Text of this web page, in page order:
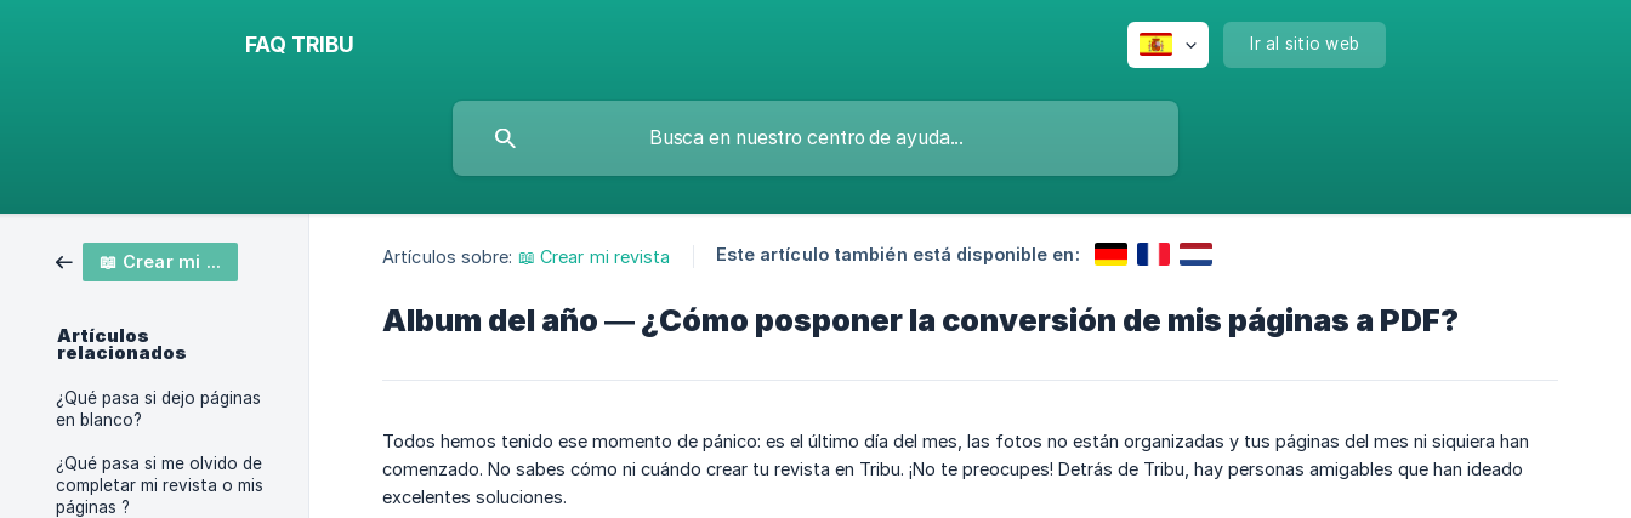
FAQ TRIBU Ir al sitio web
📖 Crear mi revista
Artículos
relacionados
¿Qué pasa si dejo páginas
en blanco?
¿Qué pasa si me olvido de
completar mi revista o mis
páginas ?
Artículos sobre: 📖 Crear mi revista Este artículo también está disponible en:
Album del año — ¿Cómo posponer la conversión de mis páginas a PDF?
Todos hemos tenido ese momento de pánico: es el último día del mes, las fotos no están organizadas y tus páginas del mes ni siquiera han
comenzado. No sabes cómo ni cuándo crear tu revista en Tribu. ¡No te preocupes! Detrás de Tribu, hay personas amigables que han ideado
excelentes soluciones.